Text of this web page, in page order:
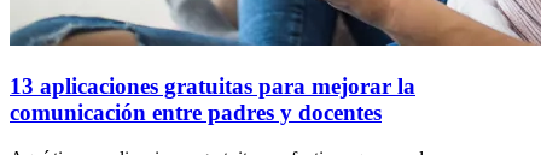
13 aplicaciones gratuitas para mejorar la
comunicación entre padres y docentes